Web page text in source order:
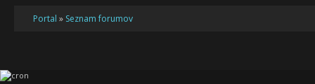
Portal » Seznam forumov